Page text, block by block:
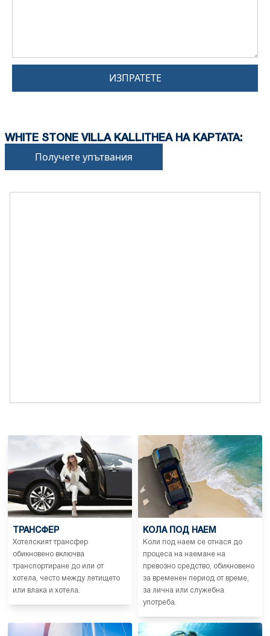
ИЗПРАТЕТЕ
WHITE STONE VILLA KALLITHEA НА КАРТАТА:
Получете упътвания
ТРАНСФЕР
Хотелският трансфер
обикновено включва
транспортиране до или от
хотела, често между летището
или влака и хотела.
КОЛА ПОД НАЕМ
Коли под наем се отнася до
процеса на наемане на
превозно средство, обикновено
за временен период от време,
за лична или служебна
употреба.